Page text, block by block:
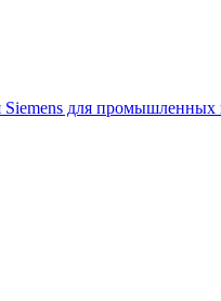
Siemens для промышленных